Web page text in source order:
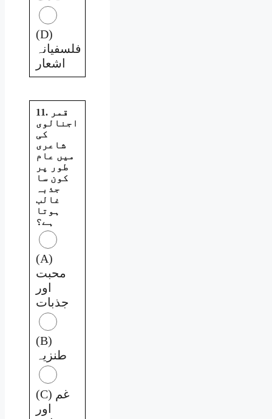
(D)
فلسفیانہ
اشعار
11. قمر
اجنالوی
کی
شاعری
میں عام
طور پر
کون سا
جذبہ
غالب
ہوتا
ہے؟
(A)
محبت
اور
جذبات
(B)
طنزیہ
(C) غم
اور